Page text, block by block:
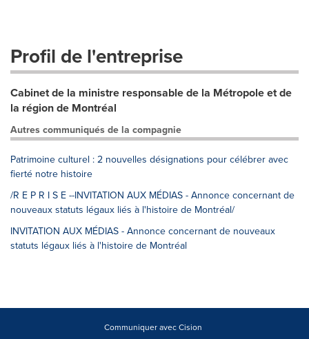
Profil de l'entreprise
Cabinet de la ministre responsable de la Métropole et de
la région de Montréal
Autres communiqués de la compagnie
Patrimoine culturel : 2 nouvelles désignations pour célébrer avec
fierté notre histoire
/R E P R I S E --INVITATION AUX MÉDIAS - Annonce concernant de
nouveaux statuts légaux liés à l'histoire de Montréal/
INVITATION AUX MÉDIAS - Annonce concernant de nouveaux
statuts légaux liés à l'histoire de Montréal
Communiquer avec Cision